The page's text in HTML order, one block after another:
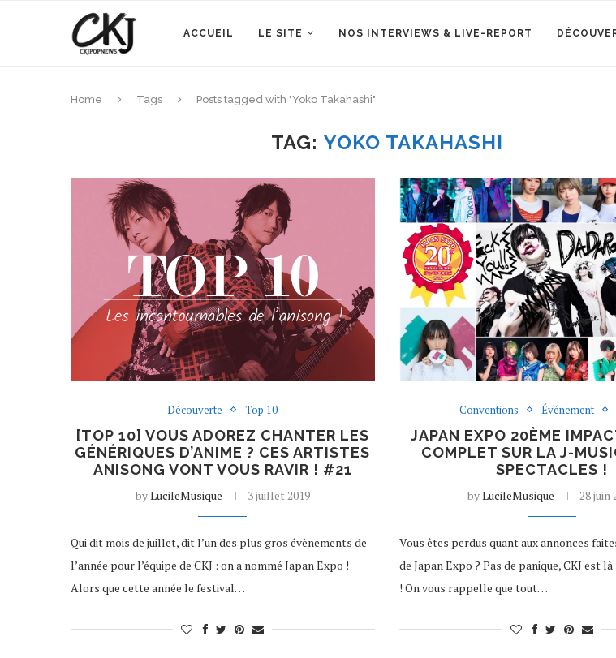
ACCUEIL LE SITE NOS INTERVIEWS & LIVE-REPORT
Home Tags Posts tagged with "Yoko Takahashi"
TAG: YOKO TAKAHASHI
Découverte Top 10
[TOP 10] VOUS ADOREZ CHANTER LES
GÉNÉRIQUES D’ANIME ? CES ARTISTES
ANISONG VONT VOUS RAVIR ! #21
byLucileMusique 3 juillet 2019
Qui dit mois de juillet, dit l’un des plus gros évènements de
l’année pour l’équipe de CKJ : on a nommé Japan Expo !
Alors que cette année le festival…
Conventions Événement
JAPAN EXPO 20ÈME
COMPLET SUR LA J-
SPECTACLES !
byLucileMusique 28 juin
Vous êtes perdus quant aux annonces
de Japan Expo ? Pas de panique, CKJ est
! On vous rappelle que tout…